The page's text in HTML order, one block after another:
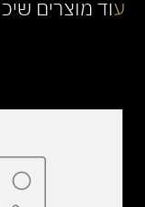
עוד מוצרים